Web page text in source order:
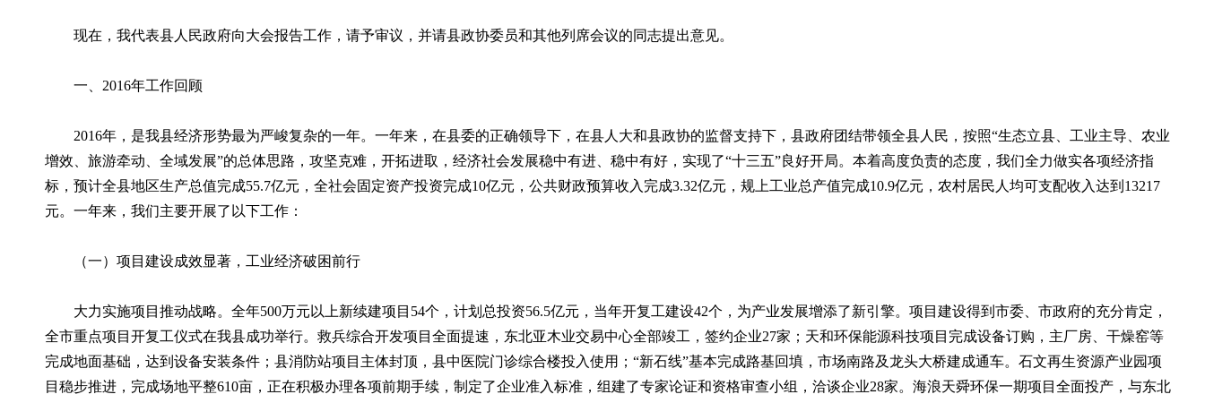
现在，我代表县人民政府向大会报告工作，请予审议，并请县政协委员和其他列席会议的同志提出意见。
一、2016年工作回顾
2016年，是我县经济形势最为严峻复杂的一年。一年来，在县委的正确领导下，在县人大和县政协的监督支持下，县政府团结带领全县人民，按照“生态立县、工业主导、农业
增效、旅游牵动、全域发展”的总体思路，攻坚克难，开拓进取，经济社会发展稳中有进、稳中有好，实现了“十三五”良好开局。本着高度负责的态度，我们全力做实各项经济指
标，预计全县地区生产总值完成55.7亿元，全社会固定资产投资完成10亿元，公共财政预算收入完成3.32亿元，规上工业总产值完成10.9亿元，农村居民人均可支配收入达到13217
元。一年来，我们主要开展了以下工作：
（一）项目建设成效显著，工业经济破困前行
大力实施项目推动战略。全年500万元以上新续建项目54个，计划总投资56.5亿元，当年开复工建设42个，为产业发展增添了新引擎。项目建设得到市委、市政府的充分肯定，
全市重点项目开复工仪式在我县成功举行。救兵综合开发项目全面提速，东北亚木业交易中心全部竣工，签约企业27家；天和环保能源科技项目完成设备订购，主厂房、干燥窑等
完成地面基础，达到设备安装条件；县消防站项目主体封顶，县中医院门诊综合楼投入使用；“新石线”基本完成路基回填，市场南路及龙头大桥建成通车。石文再生资源产业园项
目稳步推进，完成场地平整610亩，正在积极办理各项前期手续，制定了企业准入标准，组建了专家论证和资格审查小组，洽谈企业28家。海浪天舜环保一期项目全面投产，与东北